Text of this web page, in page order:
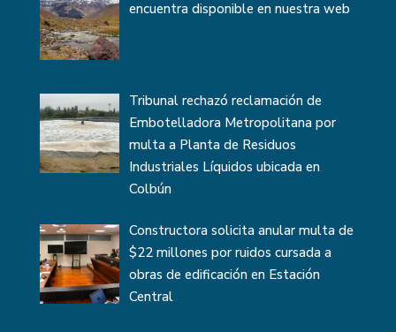
encuentra disponible en nuestra web
Tribunal rechazó reclamación de
Embotelladora Metropolitana por
multa a Planta de Residuos
Industriales Líquidos ubicada en
Colbún
Constructora solicita anular multa de
$22 millones por ruidos cursada a
obras de edificación en Estación
Central